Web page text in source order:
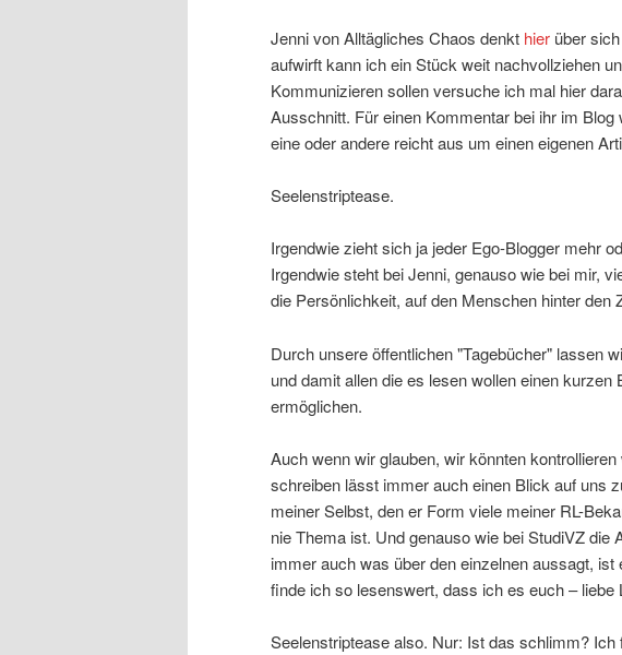
Jenni von Alltägliches Chaos denkt hier über
aufwirft kann ich ein Stück weit nachvollziehen
Kommunizieren sollen versuche ich mal hier
Ausschnitt. Für einen Kommentar bei ihr im
eine oder andere reicht aus um einen eigenen
Seelenstriptease.
Irgendwie zieht sich ja jeder Ego-Blogger mehr
Irgendwie steht bei Jenni, genauso wie bei mir,
die Persönlichkeit, auf den Menschen hinter den
Durch unsere öffentlichen "Tagebücher" lassen
und damit allen die es lesen wollen einen
ermöglichen.
Auch wenn wir glauben, wir könnten
schreiben lässt immer auch einen Blick auf uns
meiner Selbst, den er Form viele meiner RL-
nie Thema ist. Und genauso wie bei StudiVZ die
immer auch was über den einzelnen aussagt,
finde ich so lesenswert, dass ich es euch – liebe
Seelenstriptease also. Nur: Ist das schlimm?